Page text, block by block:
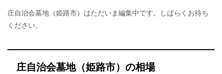
庄自治会墓地（姫路市）はただいま編集中です。しばらくお待ち
ください。
庄自治会墓地（姫路市）の相場